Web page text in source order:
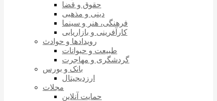
حقوق و قضا
دینی و مذهبی
فرهنگی، هنر و سینما
کارآفرینی و بازاریابی
رویدادها و حوادث
طبیعت و حیوانات
گردشگری و مهاجرت
بانک و بورس
ارزدیجیتال
مجلات
حمایت آنلاین